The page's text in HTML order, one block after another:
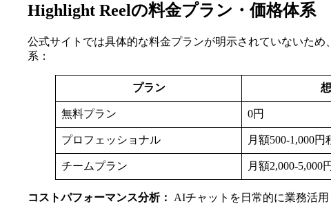
Highlight Reelの料金プラン・価格体系
公式サイトでは具体的な料金プランが明示されていないた
系：
プラン
無料プラン 0円
プロフェッショナル 月額500-1,000円
チームプラン 月額2,000-5,000
コストパフォーマンス分析： AIチャットを日常的に業務活